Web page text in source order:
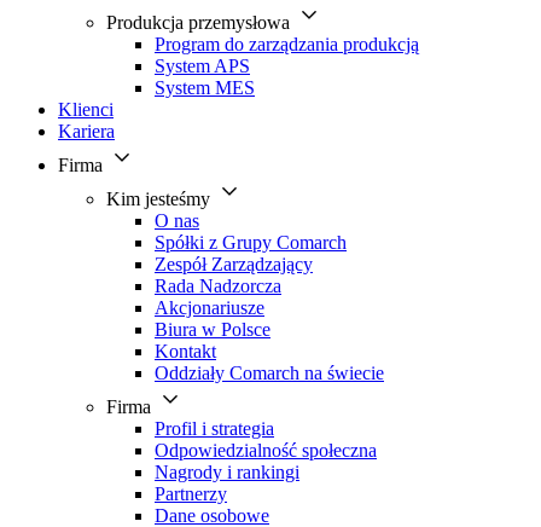
Produkcja przemysłowa
Program do zarządzania produkcją
System APS
System MES
Klienci
Kariera
Firma
Kim jesteśmy
O nas
Spółki z Grupy Comarch
Zespół Zarządzający
Rada Nadzorcza
Akcjonariusze
Biura w Polsce
Kontakt
Oddziały Comarch na świecie
Firma
Profil i strategia
Odpowiedzialność społeczna
Nagrody i rankingi
Partnerzy
Dane osobowe